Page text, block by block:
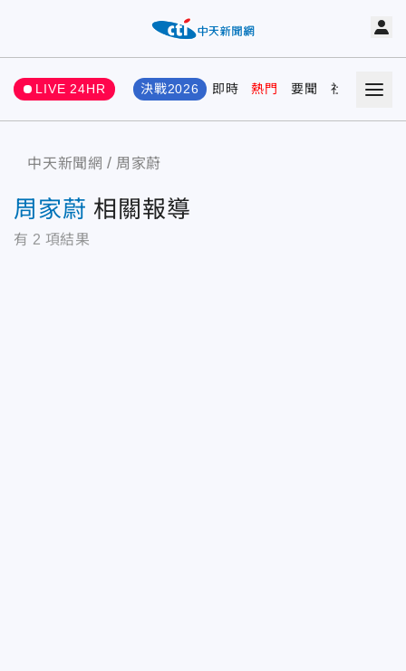
LIVE 24HR 決戰2026 即時 熱門 要聞 社會 娛樂
中天新聞網 周家蔚
周家蔚 相關報導
有 2 項結果